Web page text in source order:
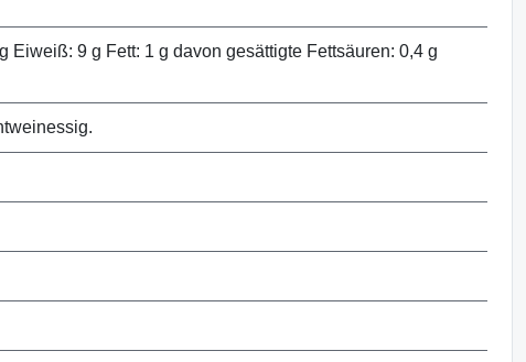
9 g Fett: 1 g davon gesättigte Fettsäuren: 0,4 g